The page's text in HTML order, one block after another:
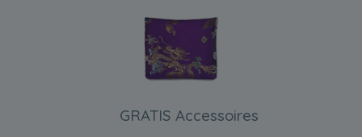
GRATIS Accessoires